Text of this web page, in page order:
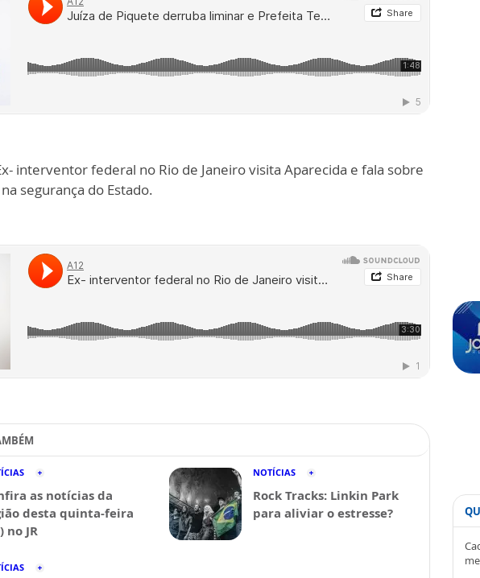
interventor federal no Rio de Janeiro visita Aparecida e fala sobre
segurança do Estado.
as notícias da
desta quinta-feira
no JR
NOTÍCIAS
Rock Tracks: Linkin Park
para aliviar o estresse?